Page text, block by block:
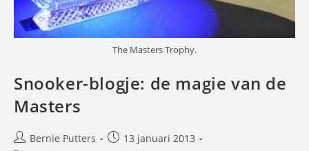
The Masters Trophy.
Snooker-blogje: de magie van de
Masters
BerichtBernie Putters
Bericht13 januari 2013